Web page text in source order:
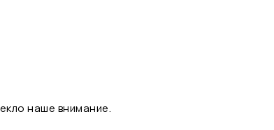
наше внимание.